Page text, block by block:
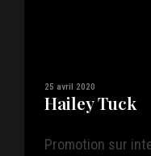
25 avril 2020
Hailey Tuck
Promotion sur